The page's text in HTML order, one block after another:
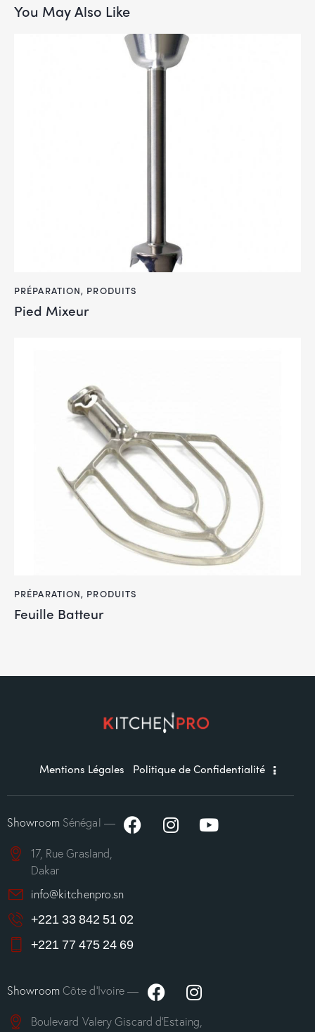
You May Also Like
PRÉPARATION, PRODUITS
Pied Mixeur
PRÉPARATION, PRODUITS
Feuille Batteur
Mentions Légales Politique de Confidentialité
ShowroomSénégal —
17, Rue Grasland,
Dakar
info@kitchenpro.sn
+221 33 842 51 02
+221 77 475 24 69
ShowroomCôte d’Ivoire —
Boulevard Valery Giscard d’Estaing,